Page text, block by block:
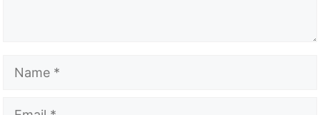
Name
Email